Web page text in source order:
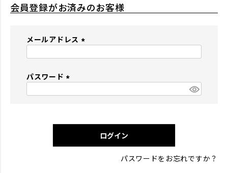
会員登録がお済みのお客様
メールアドレス
パスワード
)
ログイン
パスワードをお忘れですか？